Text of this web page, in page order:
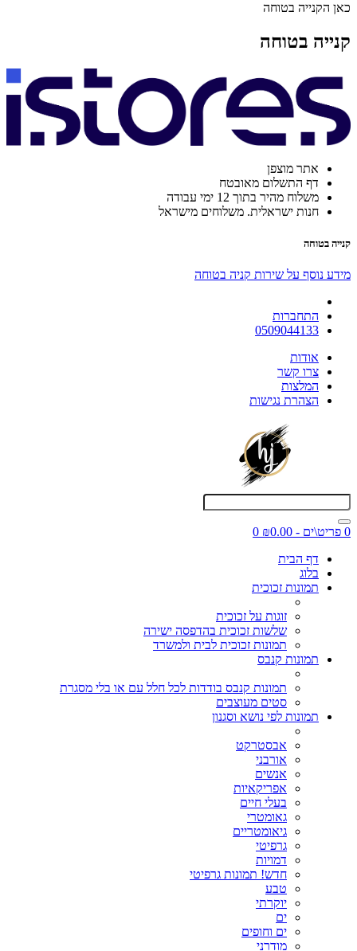
כאן הקנייה בטוחה
קנייה בטוחה
אתר מוצפן
דף התשלום מאובטח
משלוח מהיר בתוך 12 ימי עבודה
חנות ישראלית. משלוחים מישראל
קנייה בטוחה
מידע נוסף על שירות קניה בטוחה
התחברות
0509044133
אודות
צרו קשר
המלצות
הצהרת נגישות
0 פריט\ים - ₪0.00
0
דף הבית
בלוג
תמונות זכוכית
זוגות על זכוכית
שלשות זכוכית בהדפסה ישירה
תמונות זכוכית לבית ולמשרד
תמונות קנבס
תמונות קנבס בודדות לכל חלל עם או בלי מסגרת
סטים מעוצבים
תמונות לפי נושא וסגנון
אבסטרקט
אורבני
אנשים
אפריקאיות
בעלי חיים
גאומטרי
גיאומטריים
גרפיטי
דמויות
חדש! תמונות גרפיטי
טבע
יוקרתי
ים
ים וחופים
מודרני